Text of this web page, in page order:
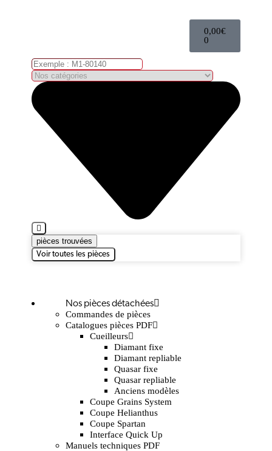
0,00€
0
pièces trouvées
Voir toutes les pièces
Nos pièces détachées
Commandes de pièces
Catalogues pièces PDF
Cueilleurs
Diamant fixe
Diamant repliable
Quasar fixe
Quasar repliable
Anciens modèles
Coupe Grains System
Coupe Helianthus
Coupe Spartan
Interface Quick Up
Manuels techniques PDF